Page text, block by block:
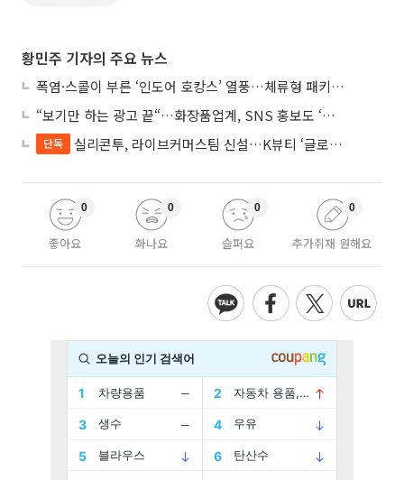
황민주 기자의 주요 뉴스
폭염·스콜이 부른 ‘인도어 호캉스’ 열풍…체류형 패키지 뜬다
“보기만 하는 광고 끝“…화장품업계, SNS 홍보도 ‘참여형 콘텐츠’로 변모
단독 실리콘투, 라이브커머스팀 신설…K뷰티 ‘글로벌 판매망’ 확대
좋아요
0
화나요
0
슬퍼요
0
추가취재 원해요
0